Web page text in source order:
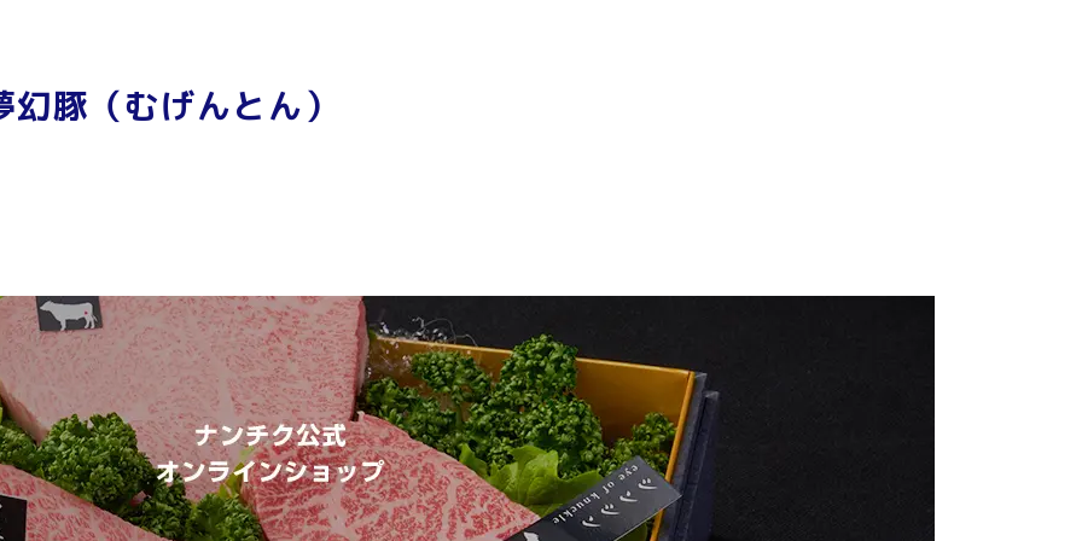
豚（むげんとん）